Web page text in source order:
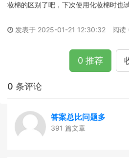
妆棉的区别了吧，下次使用化妆棉时也试
发表于 2025-01-21 12:30:32 阅读
0 推荐
0 条评论
答案总比问题多
391 篇文章